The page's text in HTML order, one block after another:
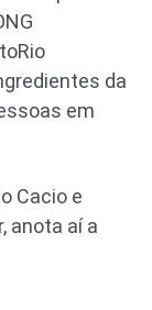
da
em
Cacio e
anota aí a